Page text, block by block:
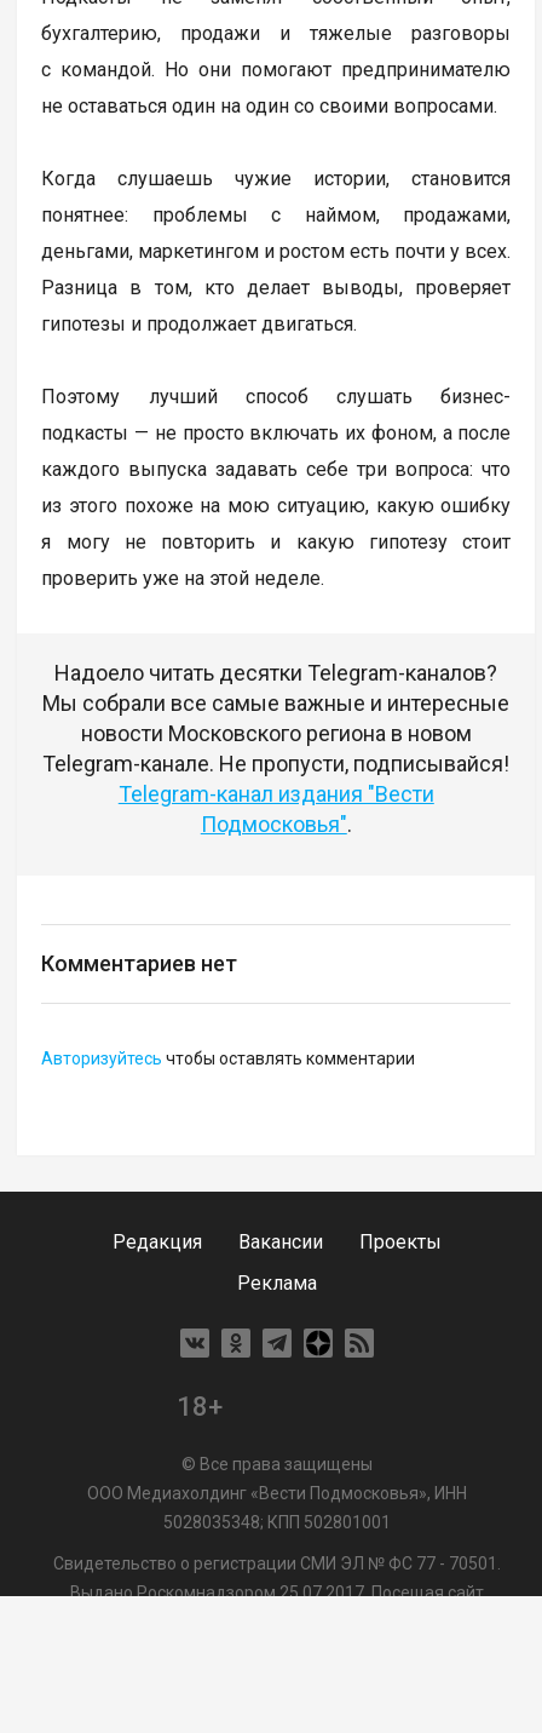
бухгалтерию, продажи и тяжелые разговоры
с командой. Но они помогают предпринимателю
не оставаться один на один со своими вопросами.
Когда слушаешь чужие истории, становится
понятнее: проблемы с наймом, продажами,
деньгами, маркетингом и ростом есть почти у всех.
Разница в том, кто делает выводы, проверяет
гипотезы и продолжает двигаться.
Поэтому лучший способ слушать бизнес-
подкасты — не просто включать их фоном, а после
каждого выпуска задавать себе три вопроса: что
из этого похоже на мою ситуацию, какую ошибку
я могу не повторить и какую гипотезу стоит
проверить уже на этой неделе.
Надоело читать десятки Telegram-каналов?
Мы собрали все самые важные и интересные
новости Московского региона в новом
Telegram-канале. Не пропусти, подписывайся!
Telegram-канал издания "Вести
Подмосковья".
Комментариев нет
Авторизуйтесь чтобы оставлять комментарии
Редакция Вакансии
Проекты
Реклама
18+
© Все права защищены
ООО Медиахолдинг «Вести Подмосковья», ИНН
5028035348; КПП 502801001
Свидетельство о регистрации СМИ ЭЛ № ФС 77 - 70501.
Выдано Роскомнадзором 25.07.2017. Посещая сайт